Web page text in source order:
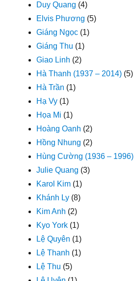
Duy Quang (4)
Elvis Phương (5)
Giáng Ngọc (1)
Giáng Thu (1)
Giao Linh (2)
Hà Thanh (1937 – 2014) (5)
Hà Trần (1)
Hạ Vy (1)
Họa Mi (1)
Hoàng Oanh (2)
Hồng Nhung (2)
Hùng Cường (1936 – 1996)
Julie Quang (3)
Karol Kim (1)
Khánh Ly (8)
Kim Anh (2)
Kyo York (1)
Lệ Quyên (1)
Lệ Thanh (1)
Lệ Thu (5)